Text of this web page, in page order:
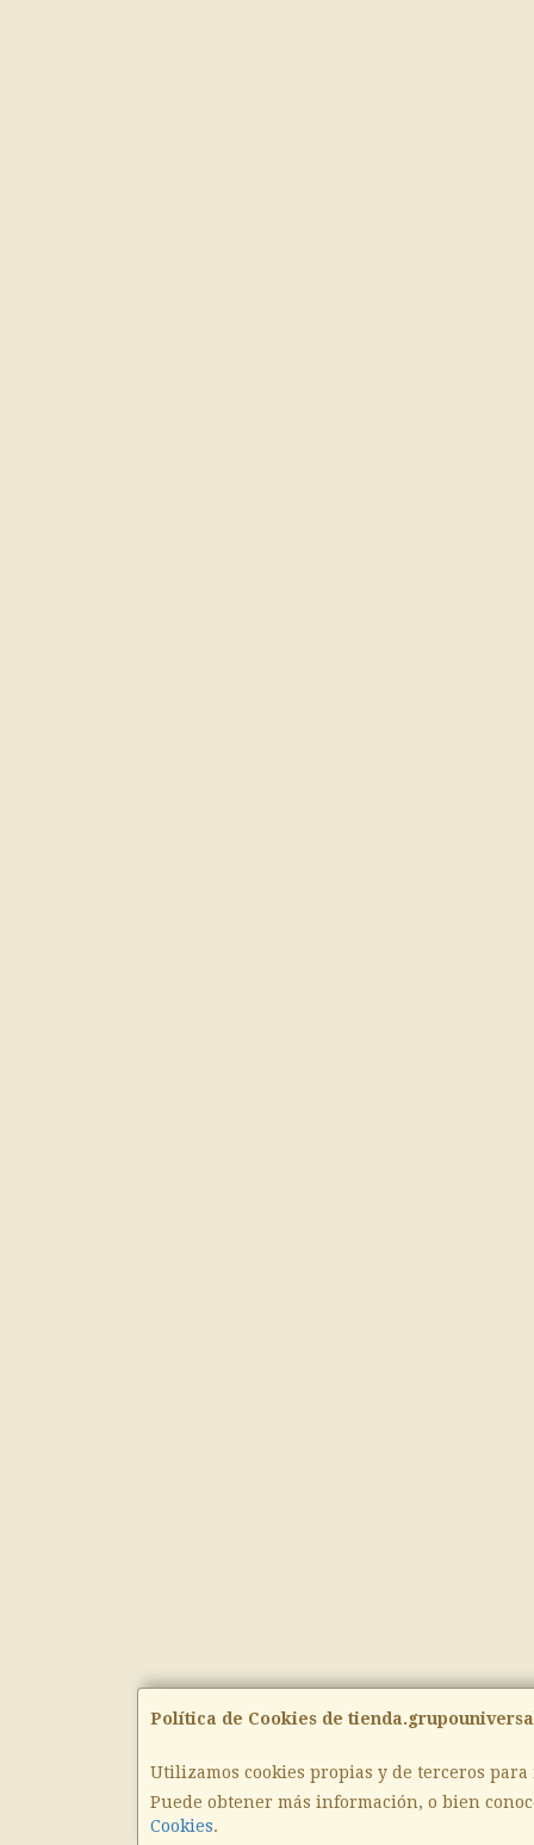
Política de Cookies de
Utilizamos cookies propias y de terceros
Puede obtener más información, o bien
Cookies.